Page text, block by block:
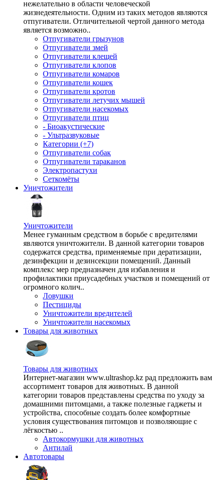
нежелательно в области человеческой
жизнедеятельности. Одним из таких методов являются
отпугиватели. Отличительной чертой данного метода
является возможно..
Отпугиватели грызунов
Отпугиватели змей
Отпугиватели клещей
Отпугиватели клопов
Отпугиватели комаров
Отпугиватели кошек
Отпугиватели кротов
Отпугиватели летучих мышей
Отпугиватели насекомых
Отпугиватели птиц
- Биоакустические
- Ультразвуковые
Категории (+7)
Отпугиватели собак
Отпугиватели тараканов
Электропастухи
Сеткомёты
Уничтожители
Уничтожители
Менее гуманным средством в борьбе с вредителями
являются уничтожители. В данной категории товаров
содержатся средства, применяемые при дератизации,
дезинфекции и дезинсекции помещений. Данный
комплекс мер предназначен для избавления и
профилактики приусадебных участков и помещений от
огромного колич..
Ловушки
Пестициды
Уничтожители вредителей
Уничтожители насекомых
Товары для животных
Товары для животных
Интернет-магазин www.ultrashop.kz рад предложить вам
ассортимент товаров для животных. В данной
категории товаров представлены средства по уходу за
домашними питомцами, а также полезные гаджеты и
устройства, способные создать более комфортные
условия существования питомцов и позволяющие с
лёгкостью ..
Автокормушки для животных
Антилай
Автотовары